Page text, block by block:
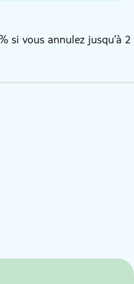
si vous annulez jusqu’à 2